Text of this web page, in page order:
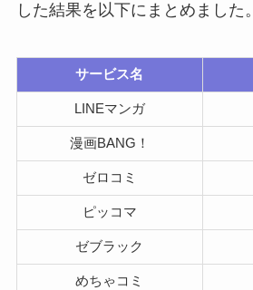
した結果を以下にまとめました。
サービス名
LINEマンガ
漫画BANG！
ゼロコミ
ピッコマ
ゼブラック
めちゃコミ